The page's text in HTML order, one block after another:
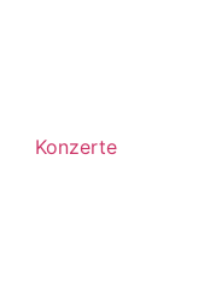
Konzerte